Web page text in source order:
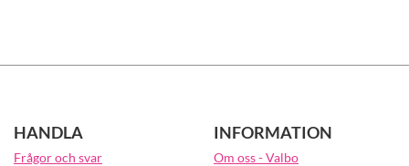
HANDLA
Frågor och svar
INFORMATION
Om oss - Valbo